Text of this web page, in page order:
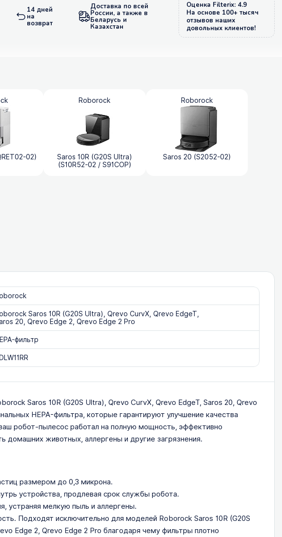
14 дней
на
возврат
Доставка по всей
России, а также в
Беларусь и
Казахстан
Оценка Filterix: 4.9
На основе 100+ тысяч
отзывов наших
довольных клиентов!
02)
Roborock
Saros 10R (G20S Ultra)
(S10R52-02 / S91COP)
Roborock
Saros 20 (S2052-02)
Saros 10R (G20S Ultra), Qrevo CurvX, Qrevo EdgeT,
20, Qrevo Edge 2, Qrevo Edge 2 Pro
фильтр
Saros 10R (G20S Ultra), Qrevo CurvX, Qrevo EdgeT, Saros 20, Qrevo
HEPA-фильтра, которые гарантируют улучшение качества
робот-пылесос работал на полную мощность, эффективно
животных, аллергены и другие загрязнения.
размером до 0,3 микрона.
устройства, продлевая срок службы робота.
устраняя мелкую пыль и аллергены.
Подходят исключительно для моделей Roborock Saros 10R (G20S
Edge 2, Qrevo Edge 2 Pro благодаря чему фильтры плотно